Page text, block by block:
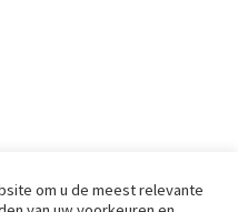
om u de meest relevante